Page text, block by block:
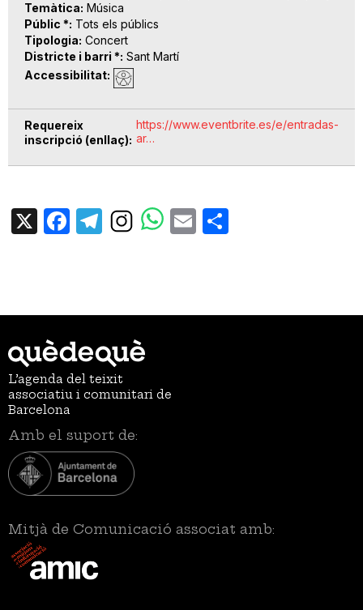
Temàtica Música
Públic * Tots els públics
Tipologia Concert
Districte i barri * Sant Martí
Accessibilitat
Requereix
inscripció (enllaç)
https://www.eventbrite.es/e/entradas-
ar…
X Facebook
TelegramEmail
L’agenda del teixit
associatiu i comunitari de
Barcelona
Amb el suport de:
Mitjà de Comunicació associat amb: